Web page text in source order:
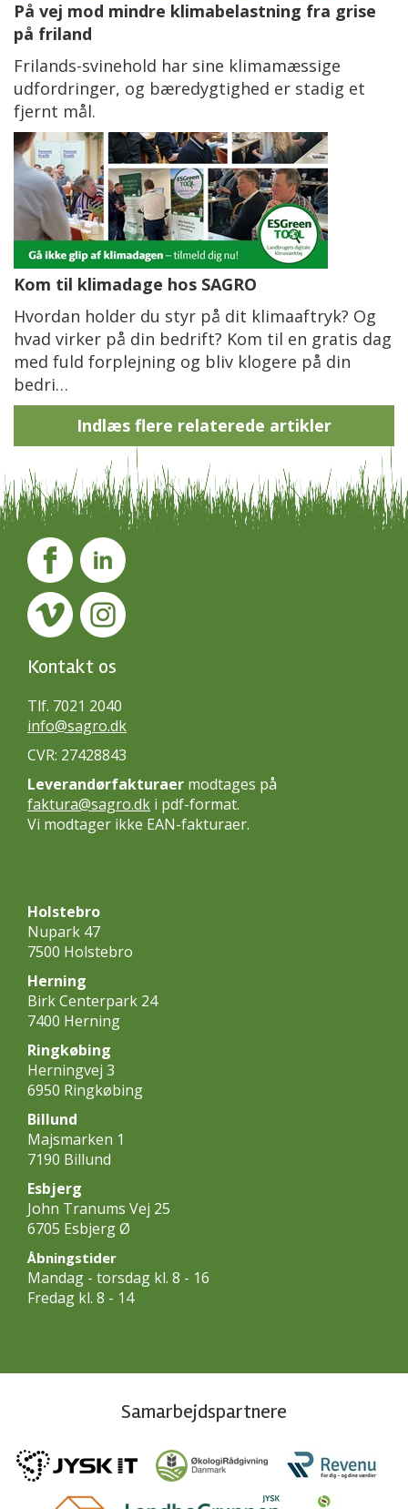
På vej mod mindre klimabelastning fra grise
på friland
Frilands-svinehold har sine klimamæssige
udfordringer, og bæredygtighed er stadig et
fjernt mål.
Kom til klimadage hos SAGRO
Hvordan holder du styr på dit klimaaftryk? Og
hvad virker på din bedrift? Kom til en gratis dag
med fuld forplejning og bliv klogere på din
bedri…
Indlæs flere relaterede artikler
Kontakt os
Tlf. 7021 2040
info@sagro.dk
CVR: 27428843
Leverandørfakturaer modtages på
faktura@sagro.dk i pdf-format.
Vi modtager ikke EAN-fakturaer.
Holstebro
Nupark 47
7500 Holstebro
Herning
Birk Centerpark 24
7400 Herning
Ringkøbing
Herningvej 3
6950 Ringkøbing
Billund
Majsmarken 1
7190 Billund
Esbjerg
John Tranums Vej 25
6705 Esbjerg Ø
Åbningstider
Mandag - torsdag kl. 8 - 16
Fredag kl. 8 - 14
Samarbejdspartnere